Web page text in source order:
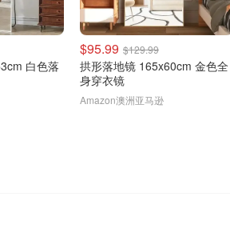
白色落
$95.99 $129.99
拱形落地镜 165x60cm 金色全
身穿衣镜
Amazon澳洲亚马逊